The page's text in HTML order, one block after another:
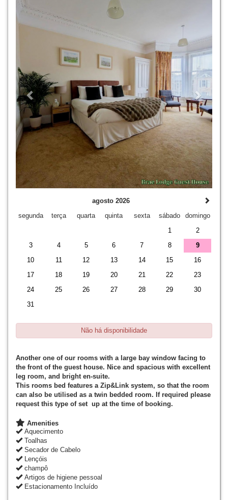
agosto 2026
segunda
terça quarta quinta sexta sábado
domingo
1
2
3
4 5 6 7 8
9
10
11 12 13 14 15
16
17
18 19 20 21 22
23
24
25 26 27 28 29
30
31
Não há disponibilidade
Another one of our rooms with a large bay window facing to
the front of the guest house. Nice and spacious with excellent
leg room, and bright en-suite.
This rooms bed features a Zip&Link system, so that the room
can also be utilised as a twin bedded room. If required please
request this type of set up at the time of booking.
Amenities
Aquecimento
Toalhas
Secador de Cabelo
Lençóis
champô
Artigos de higiene pessoal
Estacionamento Incluído